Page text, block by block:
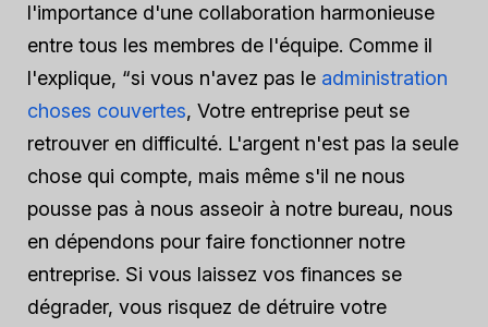
l'importance d'une collaboration harmonieuse
entre tous les membres de l'équipe. Comme il
l'explique, “si vous n'avez pas le administration
choses couvertes, Votre entreprise peut se
retrouver en difficulté. L'argent n'est pas la seule
chose qui compte, mais même s'il ne nous
pousse pas à nous asseoir à notre bureau, nous
en dépendons pour faire fonctionner notre
entreprise. Si vous laissez vos finances se
dégrader, vous risquez de détruire votre